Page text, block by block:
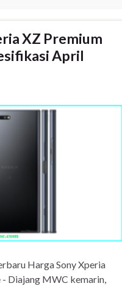
XZ Premium
April
Harga Sony Xperia
Diajang MWC kemarin,